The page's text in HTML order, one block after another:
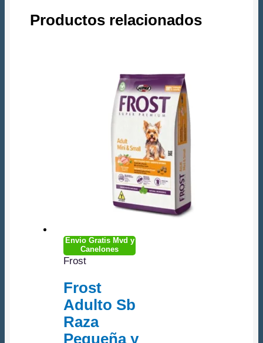
Productos relacionados
Envio Gratis Mvd y
Canelones
Frost
Frost
Adulto Sb
Raza
Pequeña y